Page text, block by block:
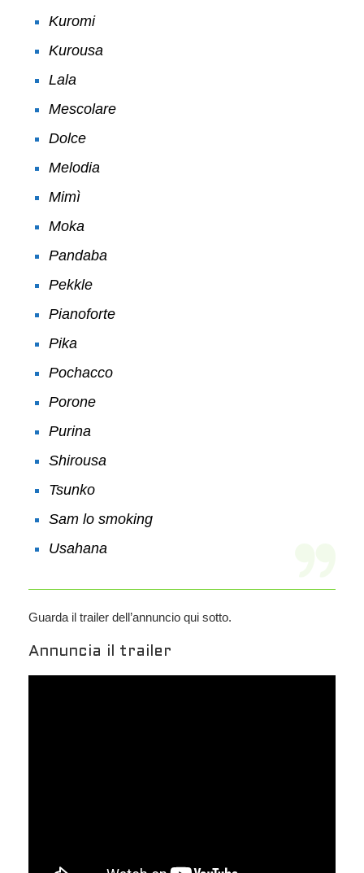
Kuromi
Kurousa
Lala
Mescolare
Dolce
Melodia
Mimì
Moka
Pandaba
Pekkle
Pianoforte
Pika
Pochacco
Porone
Purina
Shirousa
Tsunko
Sam lo smoking
Usahana
Guarda il trailer dell’annuncio qui sotto.
Annuncia il trailer